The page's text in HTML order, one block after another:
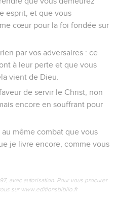
esprit, et que vous
cœur pour la foi fondée sur
par vos adversaires : ce
à leur perte et que vous
vient de Dieu.
de servir le Christ, non
encore en souffrant pour
même combat que vous
je livre encore, comme vous
avec autorisation. Pour vous procurer
sur www.editionsbiblio.fr